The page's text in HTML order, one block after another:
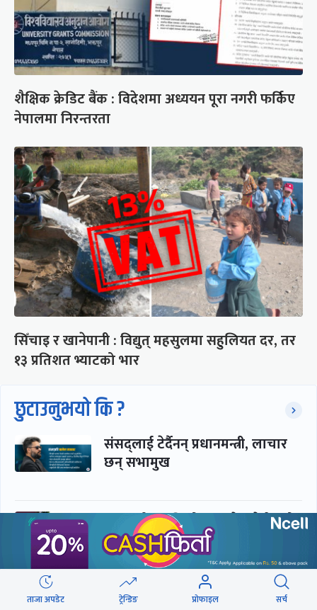
शैक्षिक क्रेडिट बैंक : विदेशमा अध्ययन पूरा नगरी फर्किए
नेपालमा निरन्तरता
सिँचाइ र खानेपानी : विद्युत् महसुलमा सहुलियत दर, तर
१३ प्रतिशत भ्याटको भार
छुटाउनुभयो कि ?
संसद्लाई टेर्दैनन् प्रधानमन्त्री, लाचार
छन् सभामुख
‘अस्थायी प्रकृतिको अध्यादेशले ऐनको
व्यवस्था विस्थापित गर्न सक्दैन’
सरकार-प्रसाईं लुकामारी : छिनमै
ताजा अपडेट ट्रेन्डिङ प्रोफाइल सर्च